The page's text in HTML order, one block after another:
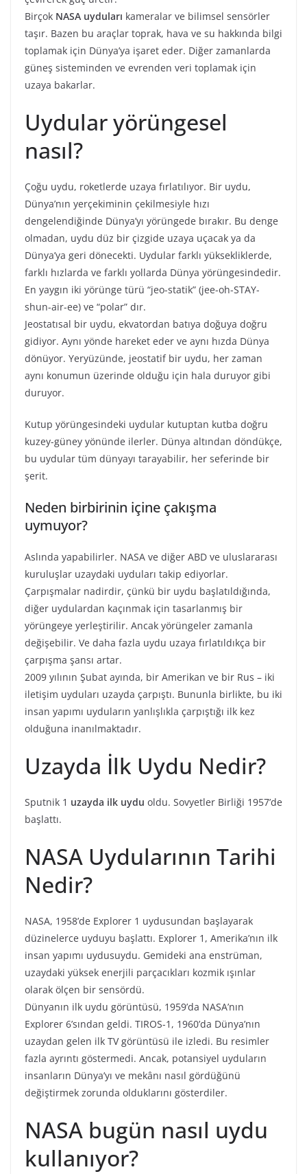
Birçok NASA uyduları kameralar ve bilimsel sensörler
taşır. Bazen bu araçlar toprak, hava ve su hakkında bilgi
toplamak için Dünya’ya işaret eder. Diğer zamanlarda
güneş sisteminden ve evrenden veri toplamak için
uzaya bakarlar.
Uydular yörüngesel
nasıl?
Çoğu uydu, roketlerde uzaya fırlatılıyor. Bir uydu,
Dünya’nın yerçekiminin çekilmesiyle hızı
dengelendiğinde Dünya’yı yörüngede bırakır. Bu denge
olmadan, uydu düz bir çizgide uzaya uçacak ya da
Dünya’ya geri dönecekti. Uydular farklı yüksekliklerde,
farklı hızlarda ve farklı yollarda Dünya yörüngesindedir.
En yaygın iki yörünge türü “jeo-statik” (jee-oh-STAY-
shun-air-ee) ve “polar” dır.
Jeostatısal bir uydu, ekvatordan batıya doğuya doğru
gidiyor. Aynı yönde hareket eder ve aynı hızda Dünya
dönüyor. Yeryüzünde, jeostatif bir uydu, her zaman
aynı konumun üzerinde olduğu için hala duruyor gibi
duruyor.
Kutup yörüngesindeki uydular kutuptan kutba doğru
kuzey-güney yönünde ilerler. Dünya altından döndükçe,
bu uydular tüm dünyayı tarayabilir, her seferinde bir
şerit.
Neden birbirinin içine çakışma
uymuyor?
Aslında yapabilirler. NASA ve diğer ABD ve uluslararası
kuruluşlar uzaydaki uyduları takip ediyorlar.
Çarpışmalar nadirdir, çünkü bir uydu başlatıldığında,
diğer uydulardan kaçınmak için tasarlanmış bir
yörüngeye yerleştirilir. Ancak yörüngeler zamanla
değişebilir. Ve daha fazla uydu uzaya fırlatıldıkça bir
çarpışma şansı artar.
2009 yılının Şubat ayında, bir Amerikan ve bir Rus – iki
iletişim uyduları uzayda çarpıştı. Bununla birlikte, bu iki
insan yapımı uyduların yanlışlıkla çarpıştığı ilk kez
olduğuna inanılmaktadır.
Uzayda İlk Uydu Nedir?
Sputnik 1 uzayda ilk uydu oldu. Sovyetler Birliği 1957’de
başlattı.
NASA Uydularının Tarihi
Nedir?
NASA, 1958’de Explorer 1 uydusundan başlayarak
düzinelerce uyduyu başlattı. Explorer 1, Amerika’nın ilk
insan yapımı uydusuydu. Gemideki ana enstrüman,
uzaydaki yüksek enerjili parçacıkları kozmik ışınlar
olarak ölçen bir sensördü.
Dünyanın ilk uydu görüntüsü, 1959’da NASA’nın
Explorer 6’sından geldi. TIROS-1, 1960’da Dünya’nın
uzaydan gelen ilk TV görüntüsü ile izledi. Bu resimler
fazla ayrıntı göstermedi. Ancak, potansiyel uyduların
insanların Dünya’yı ve mekânı nasıl gördüğünü
değiştirmek zorunda olduklarını gösterdiler.
NASA bugün nasıl uydu
kullanıyor?